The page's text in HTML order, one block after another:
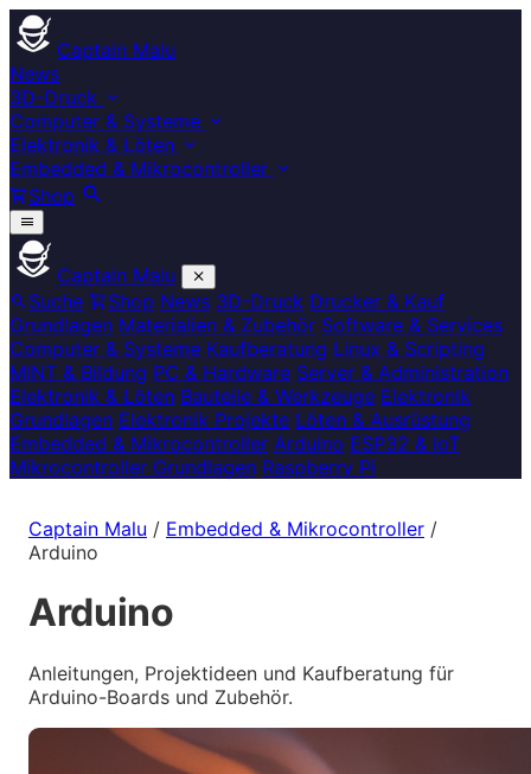
Captain Malu
News
3D-Druck
Computer & Systeme
Elektronik & Löten
Embedded & Mikrocontroller
Shop
Captain Malu
Suche
Shop News 3D-Druck Drucker & Kauf
Grundlagen Materialien & Zubehör Software & Services
Computer & Systeme Kaufberatung Linux & Scripting
MINT & Bildung PC & Hardware Server & Administration
Elektronik & Löten Bauteile & Werkzeuge Elektronik
Grundlagen Elektronik Projekte Löten & Ausrüstung
Embedded & Mikrocontroller Arduino ESP32 & IoT
Mikrocontroller Grundlagen Raspberry Pi
Captain Malu / Embedded & Mikrocontroller /
Arduino
Arduino
Anleitungen, Projektideen und Kaufberatung für
Arduino-Boards und Zubehör.